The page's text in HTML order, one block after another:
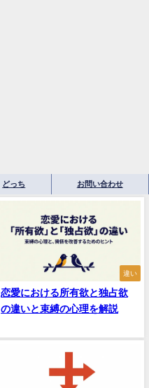
どっち お問い合わせ
違い
恋愛における所有欲と独占欲
の違いと束縛の心理を解説